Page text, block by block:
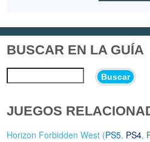
BUSCAR EN LA GUÍA
Buscar
JUEGOS
Horizon Forbidden West (PS5, PS4,